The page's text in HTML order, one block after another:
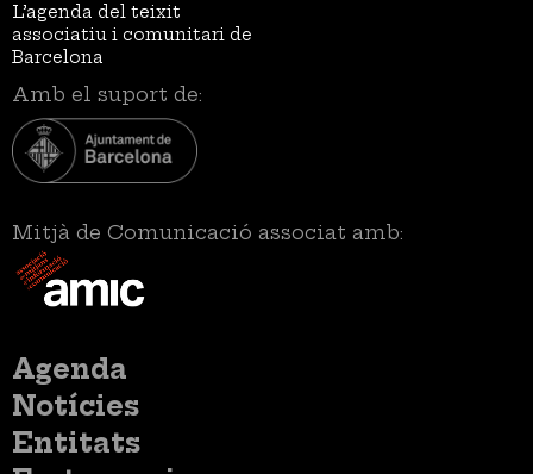
L’agenda del teixit
associatiu i comunitari de
Barcelona
Amb el suport de:
Mitjà de Comunicació associat amb:
Menú
principal
Agenda
Notícies
Entitats